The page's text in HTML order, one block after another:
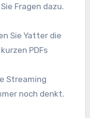
Fragen dazu.
Sie Yatter die
PDFs
Streaming
noch denkt.